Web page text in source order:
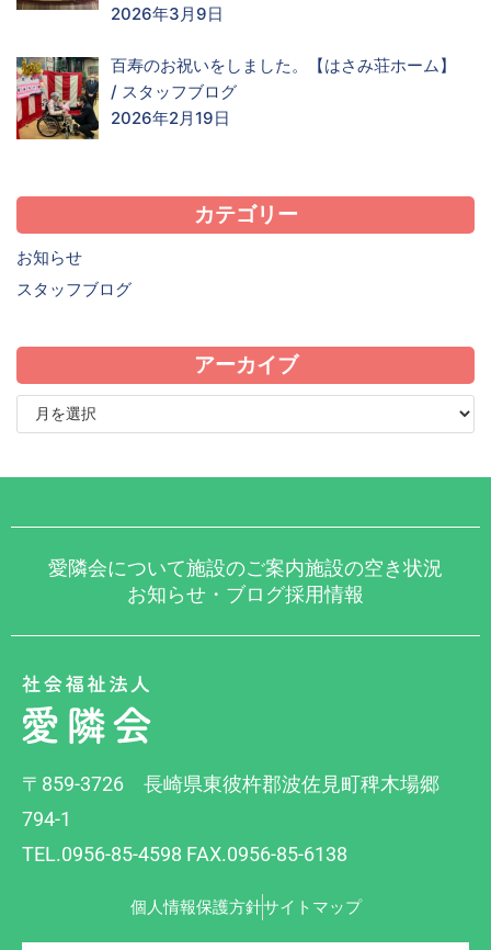
2026年3月9日
百寿のお祝いをしました。【はさみ荘ホーム】
/ スタッフブログ
2026年2月19日
カテゴリー
お知らせ
スタッフブログ
アーカイブ
愛隣会について施設のご案内施設の空き状況
お知らせ・ブログ採用情報
〒859-3726 長崎県東彼杵郡波佐見町稗木場郷
794-1
TEL.0956-85-4598 FAX.0956-85-6138
個人情報保護方針サイトマップ